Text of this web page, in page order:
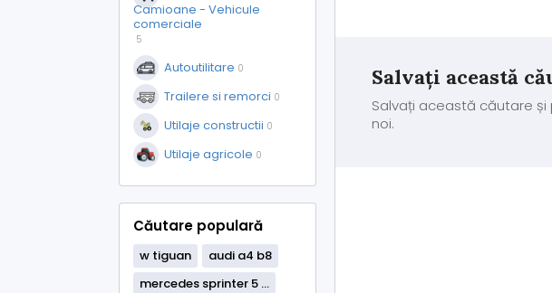
Camioane - Vehicule
comerciale
5
Autoutilitare 0
Trailere si remorci 0
Utilaje constructii 0
Utilaje agricole 0
Căutare populară
w tiguan
audi a4 b8
mercedes sprinter 5 ...
Salvați această
Salvați această căutare
noi.